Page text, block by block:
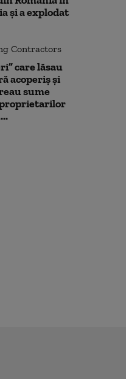
şi a explodat
care lăsau
acoperiș și
sume